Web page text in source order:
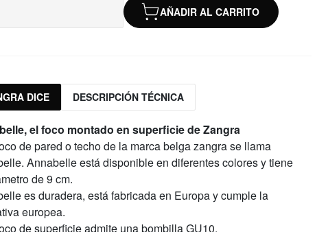
AÑADIR AL CARRITO
DICE DESCRIPCIÓN TÉCNICA
el foco montado en superficie de Zangra
de pared o techo de la marca belga zangra se llama
Annabelle está disponible en diferentes colores y tiene
de 9 cm.
es duradera, está fabricada en Europa y cumple la
europea.
de superficie admite una bombilla GU10.